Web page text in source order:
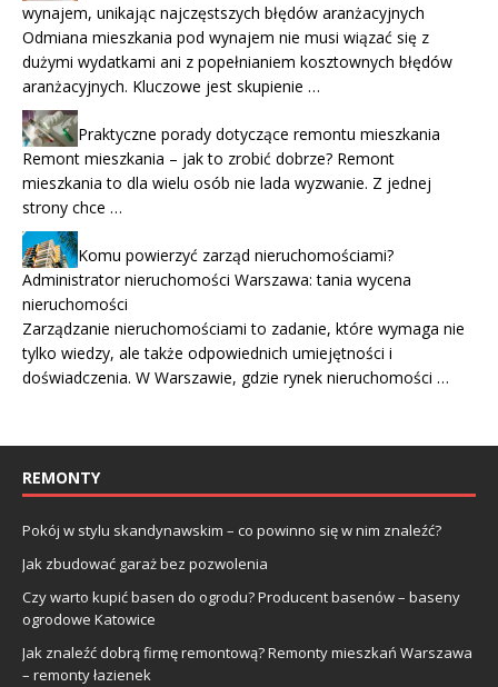
wynajem, unikając najczęstszych błędów aranżacyjnych
Odmiana mieszkania pod wynajem nie musi wiązać się z
dużymi wydatkami ani z popełnianiem kosztownych błędów
aranżacyjnych. Kluczowe jest skupienie …
Praktyczne porady dotyczące remontu mieszkania
Remont mieszkania – jak to zrobić dobrze? Remont
mieszkania to dla wielu osób nie lada wyzwanie. Z jednej
strony chce …
Komu powierzyć zarząd nieruchomościami?
Administrator nieruchomości Warszawa: tania wycena
nieruchomości
Zarządzanie nieruchomościami to zadanie, które wymaga nie
tylko wiedzy, ale także odpowiednich umiejętności i
doświadczenia. W Warszawie, gdzie rynek nieruchomości …
REMONTY
Pokój w stylu skandynawskim – co powinno się w nim znaleźć?
Jak zbudować garaż bez pozwolenia
Czy warto kupić basen do ogrodu? Producent basenów – baseny
ogrodowe Katowice
Jak znaleźć dobrą firmę remontową? Remonty mieszkań Warszawa
– remonty łazienek